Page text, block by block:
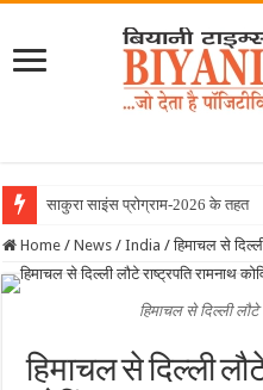
साकुरा साइंस प्रोग्राम-2026 के तहत
Home / News / India / हिमाचल से
हिमाचल से दिल्ली लौटे
हिमाचल से दिल्ली